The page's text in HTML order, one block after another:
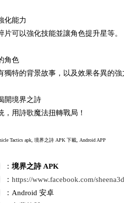
化能力
片可以強化技能並讓角色提升星等。
角色
獨特的背景故事，以及效果各異的
開境界之詩
，用詩歌魔法扭轉戰局！
Tactics apk, 境界之詩 APK 下載, Android APP
：境界之詩 APK
： https://www.facebook.com/sheena3d
：Android 安卓